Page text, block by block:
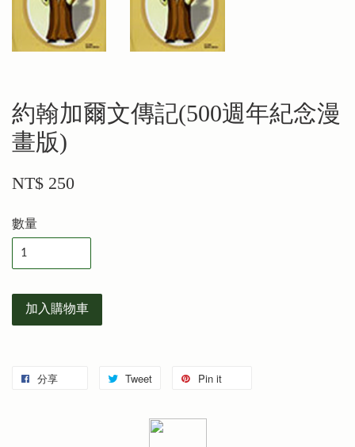
約翰加爾文傳記(500週年紀念漫
畫版)
NT$ 250
數量
加入購物車
分享 Tweet Pin it